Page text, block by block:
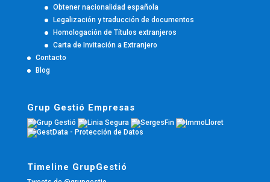
Obtener nacionalidad española
Legalización y traducción de documentos
Homologación de Títulos extranjeros
Carta de Invitación a Extranjero
Contacto
Blog
Grup Gestió Empresas
Timeline GrupGestió